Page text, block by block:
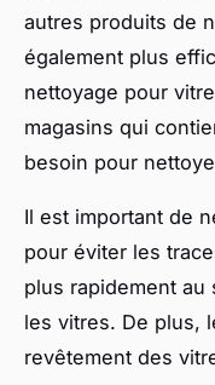
autres produits de
également plus
nettoyage pour
magasins qui
besoin pour
Il est important de
pour éviter les
plus rapidement
les vitres. De plus,
revêtement des